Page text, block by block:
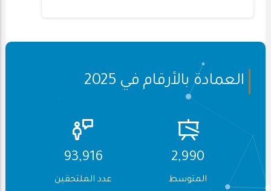
العمادة بالأرقام في 2025
3,805
المتوسط
119,529
عدد الملتحقين